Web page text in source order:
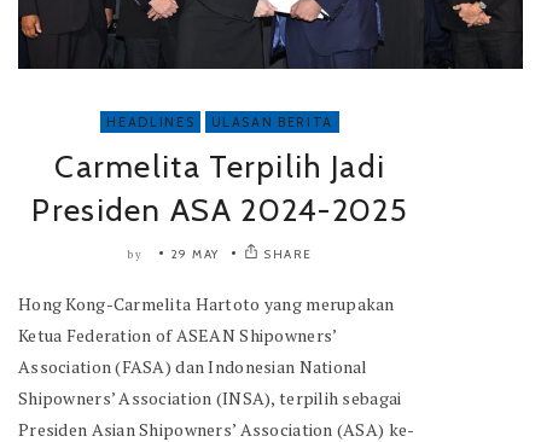
HEADLINES ULASAN BERITA
Carmelita Terpilih Jadi
Presiden ASA 2024-2025
by 29 MAY SHARE
Hong Kong-Carmelita Hartoto yang merupakan
Ketua Federation of ASEAN Shipowners’
Association (FASA) dan Indonesian National
Shipowners’ Association (INSA), terpilih sebagai
Presiden Asian Shipowners’ Association (ASA) ke-